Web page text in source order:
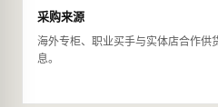
采购来源
海外专柜、职业买手与实体店合作供
息。